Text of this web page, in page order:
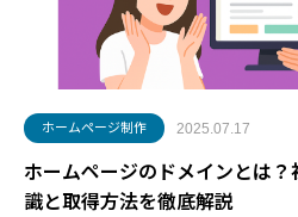
ホームページ制作 2025.07.17
ホームページのドメインとは
識と取得方法を徹底解説